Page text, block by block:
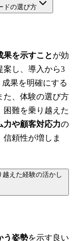
ドの選び方
果を示すことが効
案し、導入から3
果を明確にする
た、体験の選び方
困難を乗り越えた
力や顧客対応力の
頼性が増しま
えた経験の活かし
う姿勢を示す良い